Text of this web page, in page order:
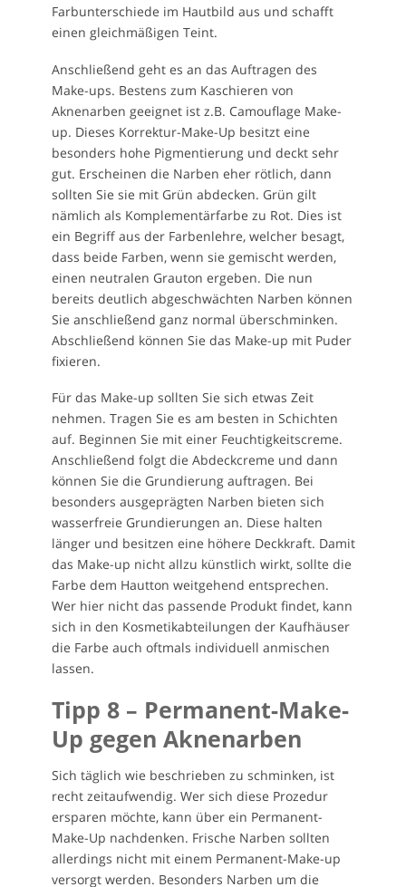
Farbunterschiede im Hautbild aus und schafft
einen gleichmäßigen Teint.
Anschließend geht es an das Auftragen des
Make-ups. Bestens zum Kaschieren von
Aknenarben geeignet ist z.B. Camouflage Make-
up. Dieses Korrektur-Make-Up besitzt eine
besonders hohe Pigmentierung und deckt sehr
gut. Erscheinen die Narben eher rötlich, dann
sollten Sie sie mit Grün abdecken. Grün gilt
nämlich als Komplementärfarbe zu Rot. Dies ist
ein Begriff aus der Farbenlehre, welcher besagt,
dass beide Farben, wenn sie gemischt werden,
einen neutralen Grauton ergeben. Die nun
bereits deutlich abgeschwächten Narben können
Sie anschließend ganz normal überschminken.
Abschließend können Sie das Make-up mit Puder
fixieren.
Für das Make-up sollten Sie sich etwas Zeit
nehmen. Tragen Sie es am besten in Schichten
auf. Beginnen Sie mit einer Feuchtigkeitscreme.
Anschließend folgt die Abdeckcreme und dann
können Sie die Grundierung auftragen. Bei
besonders ausgeprägten Narben bieten sich
wasserfreie Grundierungen an. Diese halten
länger und besitzen eine höhere Deckkraft. Damit
das Make-up nicht allzu künstlich wirkt, sollte die
Farbe dem Hautton weitgehend entsprechen.
Wer hier nicht das passende Produkt findet, kann
sich in den Kosmetikabteilungen der Kaufhäuser
die Farbe auch oftmals individuell anmischen
lassen.
Tipp 8 – Permanent-Make-
Up gegen Aknenarben
Sich täglich wie beschrieben zu schminken, ist
recht zeitaufwendig. Wer sich diese Prozedur
ersparen möchte, kann über ein Permanent-
Make-Up nachdenken. Frische Narben sollten
allerdings nicht mit einem Permanent-Make-up
versorgt werden. Besonders Narben um die